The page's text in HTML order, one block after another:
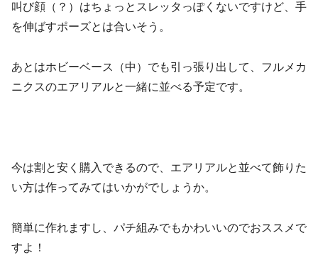
叫び顔（？）はちょっとスレッタっぽくないですけど、手
を伸ばすポーズとは合いそう。
あとはホビーベース（中）でも引っ張り出して、フルメカ
ニクスのエアリアルと一緒に並べる予定です。
今は割と安く購入できるので、エアリアルと並べて飾りた
い方は作ってみてはいかがでしょうか。
簡単に作れますし、パチ組みでもかわいいのでおススメで
すよ！